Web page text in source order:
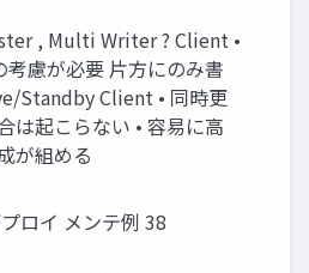
, Multi Writer ? Client •
考慮が必要 片方にのみ書
Standby Client • 同時更
は起こらない • 容易に高
が組める
ロイ メンテ例 38